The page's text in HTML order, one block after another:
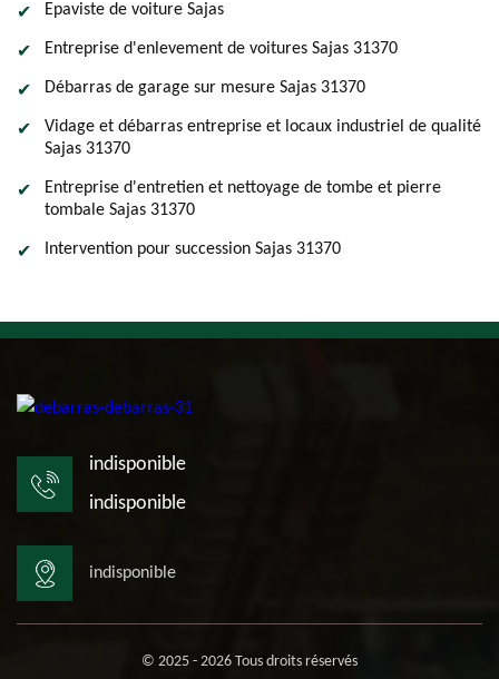
Epaviste de voiture Sajas
Entreprise d'enlevement de voitures Sajas 31370
Débarras de garage sur mesure Sajas 31370
Vidage et débarras entreprise et locaux industriel de qualité
Sajas 31370
Entreprise d'entretien et nettoyage de tombe et pierre
tombale Sajas 31370
Intervention pour succession Sajas 31370
indisponible
indisponible
indisponible
© 2025 - 2026 Tous droits réservés